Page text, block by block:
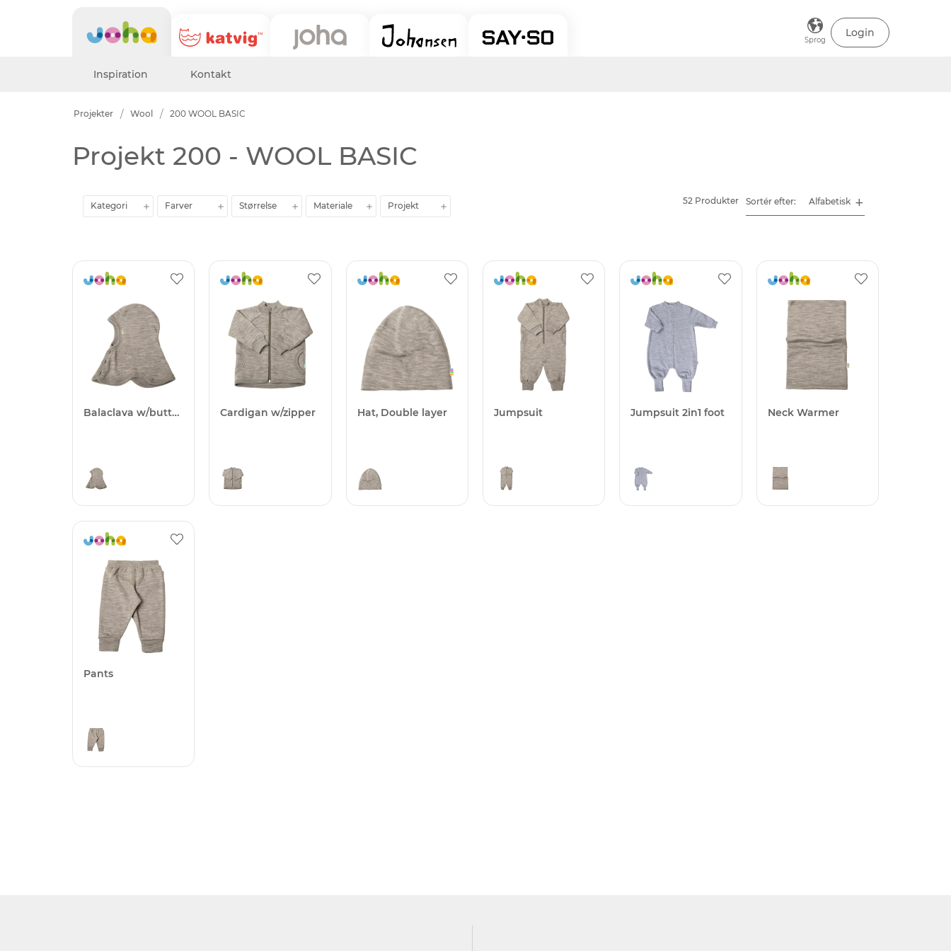
Sprog
Login
Inspiration Kontakt
Projekter Wool 200 WOOL BASIC
Projekt 200 - WOOL BASIC
Kategori Farver Størrelse Materiale Projekt Sortér efter:
52 Produkter
Balaclava w/buttons Cardigan w/zipper Hat, Double layer Jumpsuit Jumpsuit 2in1 foot Neck Warmer
Pants